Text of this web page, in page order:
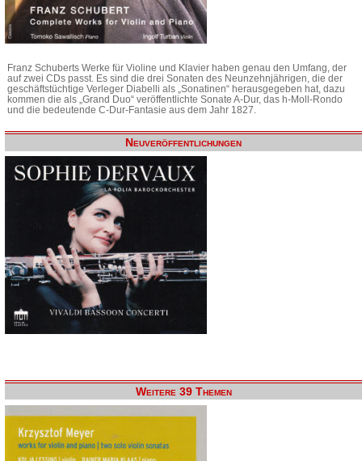
Franz Schuberts Werke für Violine und Klavier haben genau den Umfang, der
auf zwei CDs passt. Es sind die drei Sonaten des Neunzehnjährigen, die der
geschäftstüchtige Verleger Diabelli als „Sonatinen“ herausgegeben hat, dazu
kommen die als „Grand Duo“ veröffentlichte Sonate A-Dur, das h-Moll-Rondo
und die bedeutende C-Dur-Fantasie aus dem Jahr 1827.
Neuveröffentlichungen
Weitere 39 Themen